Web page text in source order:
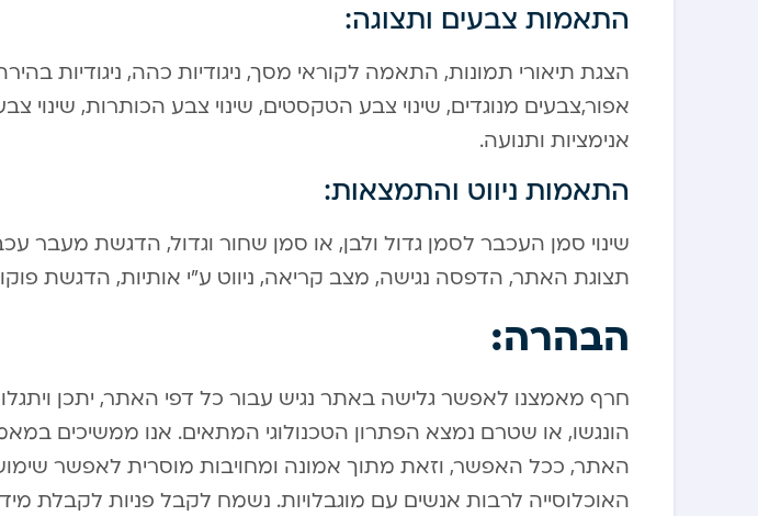
התאמות צבעים ותצוגה:
הצגת תיאורי תמונות, התאמה לקוראי מסך, ניגודיות כהה, ניגודיות
אפור,צבעים מנוגדים, שינוי צבע הטקסטים, שינוי צבע הכותרות, שינוי
אנימציות ותנועה.
התאמות ניווט והתמצאות:
שינוי סמן העכבר לסמן גדול ולבן, או סמן שחור וגדול, הדגשת מעבר
תצוגת האתר, הדפסה נגישה, מצב קריאה, ניווט ע”י אותיות, הדגשת
הבהרה:
חרף מאמצנו לאפשר גלישה באתר נגיש עבור כל דפי האתר, יתכן
הונגשו, או שטרם נמצא הפתרון הטכנולוגי המתאים. אנו ממשיכים
האתר, ככל האפשר, וזאת מתוך אמונה ומחויבות מוסרית לאפשר
האוכלוסייה לרבות אנשים עם מוגבלויות. נשמח לקבל פניות לקבלת